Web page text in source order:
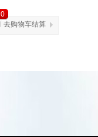
0
去购物车结算